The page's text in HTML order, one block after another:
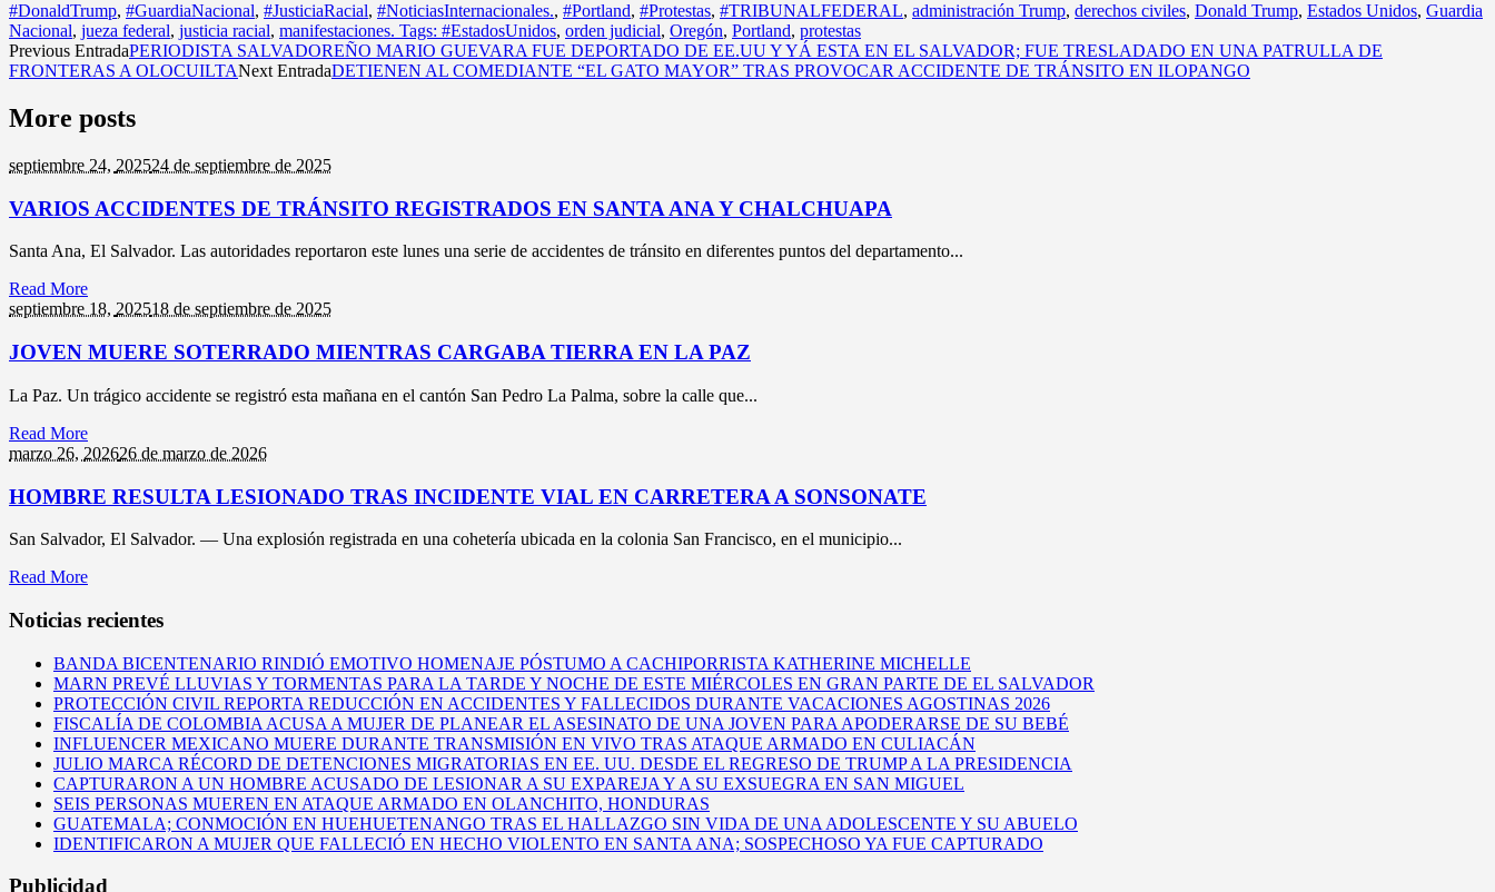
#DonaldTrump, #GuardiaNacional, #JusticiaRacial, #NoticiasInternacionales., #Portland, #Protestas, #TRIBUNALFEDERAL, administración Trump, derechos civiles, Donald Trump, Estados Unidos, Guardia
Nacional, jueza federal, justicia racial, manifestaciones. Tags: #EstadosUnidos, orden judicial, Oregón, Portland, protestas
Previous EntradaPERIODISTA SALVADOREÑO MARIO GUEVARA FUE DEPORTADO DE EE.UU Y YÁ ESTA EN EL SALVADOR; FUE TRESLADADO EN UNA PATRULLA DE
FRONTERAS A OLOCUILTANext EntradaDETIENEN AL COMEDIANTE “EL GATO MAYOR” TRAS PROVOCAR ACCIDENTE DE TRÁNSITO EN ILOPANGO
More posts
septiembre 24, 202524 de septiembre de 2025
VARIOS ACCIDENTES DE TRÁNSITO REGISTRADOS EN SANTA ANA Y CHALCHUAPA
Santa Ana, El Salvador. Las autoridades reportaron este lunes una serie de accidentes de tránsito en diferentes puntos del departamento...
Read More
septiembre 18, 202518 de septiembre de 2025
JOVEN MUERE SOTERRADO MIENTRAS CARGABA TIERRA EN LA PAZ
La Paz. Un trágico accidente se registró esta mañana en el cantón San Pedro La Palma, sobre la calle que...
Read More
marzo 26, 202626 de marzo de 2026
HOMBRE RESULTA LESIONADO TRAS INCIDENTE VIAL EN CARRETERA A SONSONATE
San Salvador, El Salvador. — Una explosión registrada en una cohetería ubicada en la colonia San Francisco, en el municipio...
Read More
Noticias recientes
BANDA BICENTENARIO RINDIÓ EMOTIVO HOMENAJE PÓSTUMO A CACHIPORRISTA KATHERINE MICHELLE
MARN PREVÉ LLUVIAS Y TORMENTAS PARA LA TARDE Y NOCHE DE ESTE MIÉRCOLES EN GRAN PARTE DE EL SALVADOR
PROTECCIÓN CIVIL REPORTA REDUCCIÓN EN ACCIDENTES Y FALLECIDOS DURANTE VACACIONES AGOSTINAS 2026
FISCALÍA DE COLOMBIA ACUSA A MUJER DE PLANEAR EL ASESINATO DE UNA JOVEN PARA APODERARSE DE SU BEBÉ
INFLUENCER MEXICANO MUERE DURANTE TRANSMISIÓN EN VIVO TRAS ATAQUE ARMADO EN CULIACÁN
JULIO MARCA RÉCORD DE DETENCIONES MIGRATORIAS EN EE. UU. DESDE EL REGRESO DE TRUMP A LA PRESIDENCIA
CAPTURARON A UN HOMBRE ACUSADO DE LESIONAR A SU EXPAREJA Y A SU EXSUEGRA EN SAN MIGUEL
SEIS PERSONAS MUEREN EN ATAQUE ARMADO EN OLANCHITO, HONDURAS
GUATEMALA; CONMOCIÓN EN HUEHUETENANGO TRAS EL HALLAZGO SIN VIDA DE UNA ADOLESCENTE Y SU ABUELO
IDENTIFICARON A MUJER QUE FALLECIÓ EN HECHO VIOLENTO EN SANTA ANA; SOSPECHOSO YA FUE CAPTURADO
Publicidad